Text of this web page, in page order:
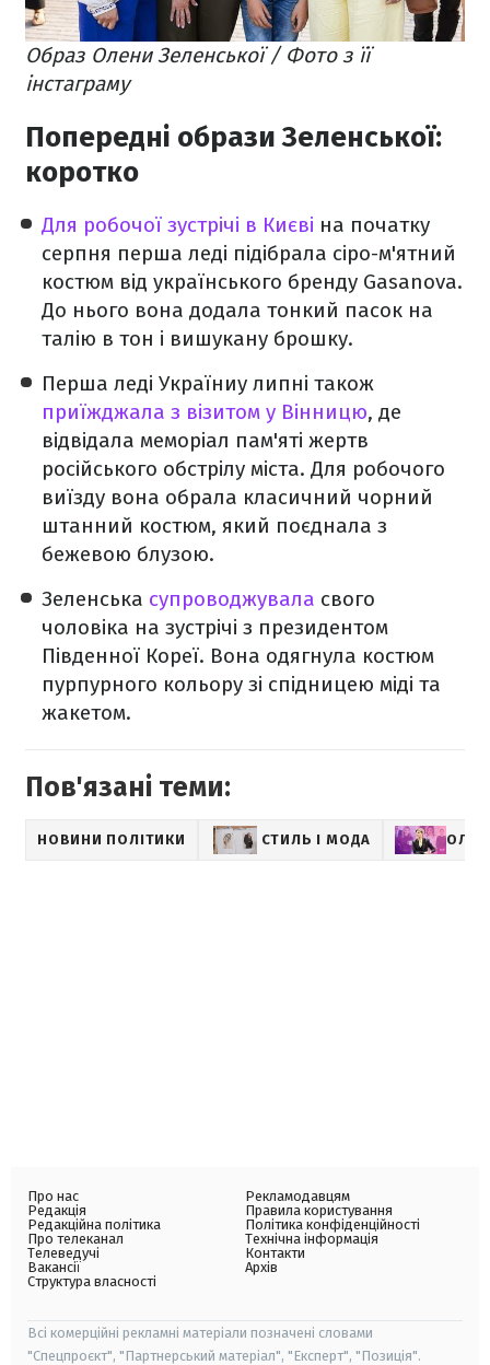
Образ Олени Зеленської / Фото з її
інстаграму
Попередні образи Зеленської:
коротко
Для робочої зустрічі в Києві на початку
серпня перша леді підібрала сіро-м'ятний
костюм від українського бренду Gasanova.
До нього вона додала тонкий пасок на
талію в тон і вишукану брошку.
Перша леді Україниу липні також
приїжджала з візитом у Вінницю, де
відвідала меморіал пам'яті жертв
російського обстрілу міста. Для робочого
виїзду вона обрала класичний чорний
штанний костюм, який поєднала з
бежевою блузою.
Зеленська супроводжувала свого
чоловіка на зустрічі з президентом
Південної Кореї. Вона одягнула костюм
пурпурного кольору зі спідницею міді та
жакетом.
Пов'язані теми:
НОВИНИ ПОЛІТИКИ СТИЛЬ І МОДА
Про нас
Редакція
Редакційна політика
Про телеканал
Телеведучі
Вакансії
Структура власності
Рекламодавцям
Правила користування
Політика конфіденційності
Технічна інформація
Контакти
Архів
Всі комерційні рекламні матеріали позначені словами
"Спецпроєкт", "Партнерський матеріал", "Експерт", "Позиція".